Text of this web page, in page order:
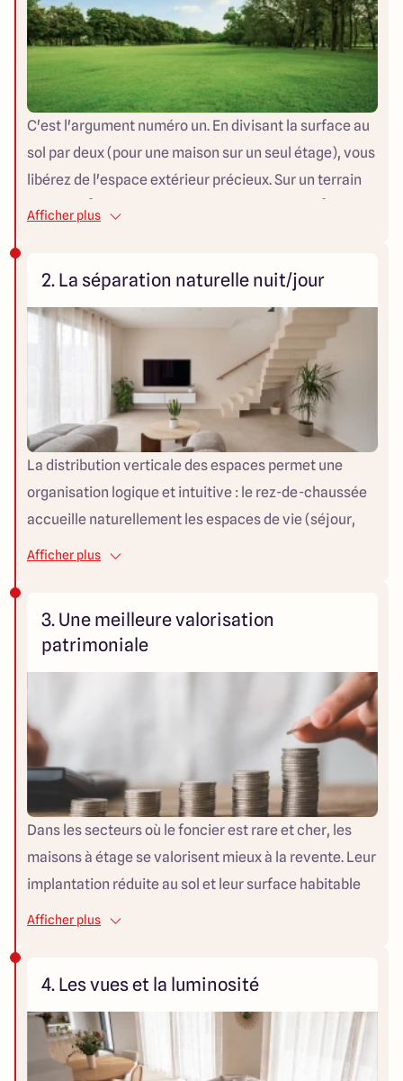
C'est l'argument numéro un. En divisant la surface au
sol par deux (pour une maison sur un seul étage), vous
libérez de l'espace extérieur précieux. Sur un terrain
de 400 m², une maison de plain-pied de 120 m²
280 m² de jardin au lieu de 160 m².
Afficher plus
2. La séparation naturelle nuit/jour
La distribution verticale des espaces permet une
organisation logique et intuitive : le rez-de-chaussée
accueille naturellement les espaces de vie (séjour,
cuisine, salle à manger, bureau), tandis que l'étage est
les zones et préserve l'intimité de chaque membre de
la famille.
Afficher plus
3. Une meilleure valorisation
patrimoniale
Dans les secteurs où le foncier est rare et cher, les
maisons à étage se valorisent mieux à la revente. Leur
implantation réduite au sol et leur surface habitable
importante en font des biens prisés sur le marché
de bien en zone tendue.
Afficher plus
4. Les vues et la luminosité